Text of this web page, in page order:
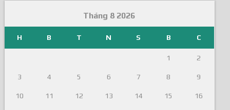
Tháng 8 2026
H B T N S B C
1 2
3 4 5 6 7 8 9
10 11 12 13 14 15 16